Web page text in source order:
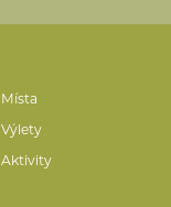
Místa
Výlety
Aktivity